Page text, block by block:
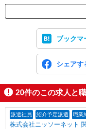
ブックマ
シェアす
20件のこの求人と
派遣社員 紹介予定派遣 職業
株式会社ニッソーネット